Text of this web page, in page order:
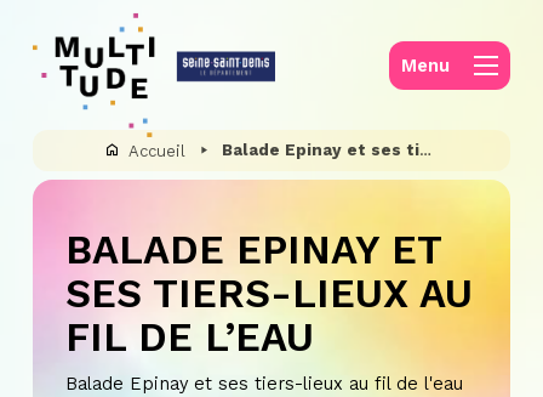
Menu
Accueil Balade Epinay et ses tiers-lieux au fil de l’eau
BALADE EPINAY ET
SES TIERS-LIEUX AU
FIL DE L’EAU
Balade Epinay et ses tiers-lieux au fil de l'eau
Panneau de gestion des cookies